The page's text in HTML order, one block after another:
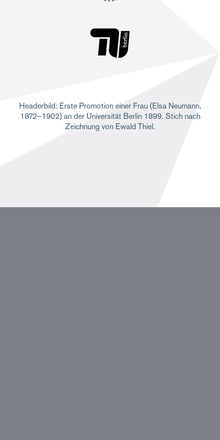
Headerbild: Erste Promotion einer Frau (Elsa Neumann,
1872–1902) an der Universität Berlin 1899. Stich nach
Zeichnung von Ewald Thiel.